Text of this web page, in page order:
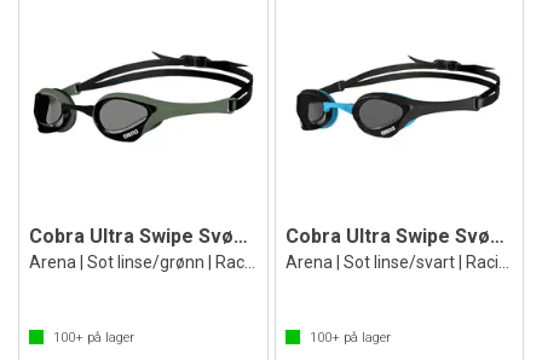
Cobra Ultra Swipe Svømmebrille
100+ på lager
Cobra Ultra Swipe Svømmebrille
100+på lager